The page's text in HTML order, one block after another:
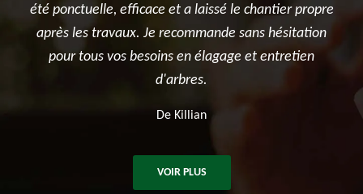
le chantier propre
sans hésitation
élagage et entretien
et surtout le terrassement et la
potager. Je recommande
entreprise.
VOIR PLUS